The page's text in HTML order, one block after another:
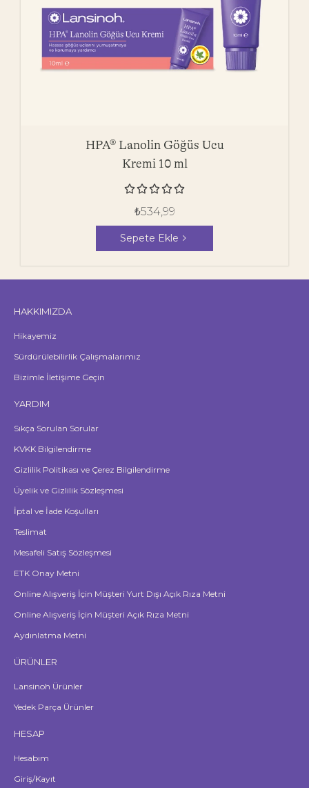
HPA® Lanolin Göğüs Ucu
Kremi 10 ml

₺534,99
Sepete Ekle
HAKKIMIZDA
Hikayemiz
Sürdürülebilirlik Çalışmalarımız
Bizimle İletişime Geçin
YARDIM
Sıkça Sorulan Sorular
KVKK Bilgilendirme
Gizlilik Politikası ve Çerez Bilgilendirme
Üyelik ve Gizlilik Sözleşmesi
İptal ve İade Koşulları
Teslimat
Mesafeli Satış Sözleşmesi
ETK Onay Metni
Online Alışveriş İçin Müşteri Yurt Dışı Açık Rıza Metni
Online Alışveriş İçin Müşteri Açık Rıza Metni
Aydınlatma Metni
ÜRÜNLER
Lansinoh Ürünler
Yedek Parça Ürünler
HESAP
Hesabım
Giriş/Kayıt